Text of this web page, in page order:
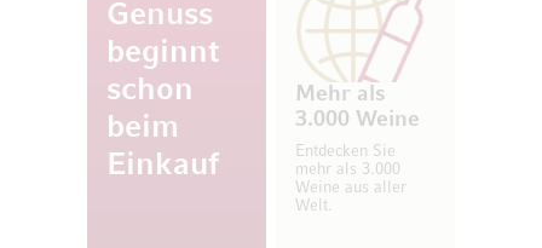
Genuss
beginnt
schon
beim
Einkauf
Mehr als
3.000 Weine
Entdecken Sie
mehr als 3.000
Weine aus aller
Welt.